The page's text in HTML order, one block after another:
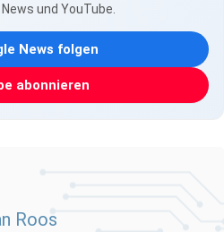
und YouTube.
News folgen
abonnieren
Roos